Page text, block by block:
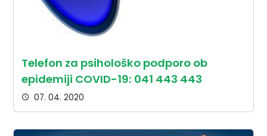
Telefon za psihološko podporo ob
epidemiji COVID-19: 041 443 443
07. 04. 2020